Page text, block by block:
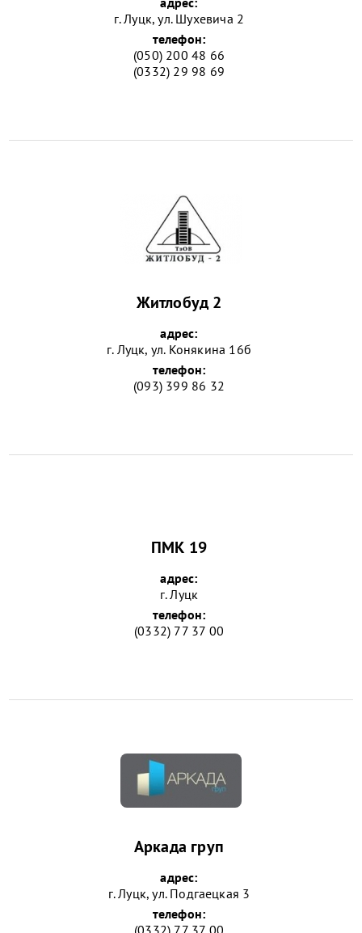
г. Луцк, ул. Шухевича 2
телефон:
(050) 200 48 66
(0332) 29 98 69
Житлобуд 2
адрес:
г. Луцк, ул. Конякина 16б
телефон:
(093) 399 86 32
ПМК 19
адрес:
г. Луцк
телефон:
(0332) 77 37 00
Аркада груп
адрес:
г. Луцк, ул. Подгаецкая 3
телефон:
(0332) 77 37 00